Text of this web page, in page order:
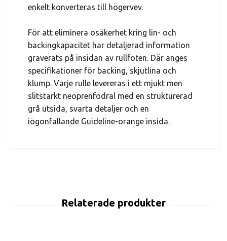
enkelt konverteras till högervev.
För att eliminera osäkerhet kring lin- och
backingkapacitet har detaljerad information
graverats på insidan av rullfoten. Där anges
specifikationer för backing, skjutlina och
klump. Varje rulle levereras i ett mjukt men
slitstarkt neoprenfodral med en strukturerad
grå utsida, svarta detaljer och en
iögonfallande Guideline-orange insida.